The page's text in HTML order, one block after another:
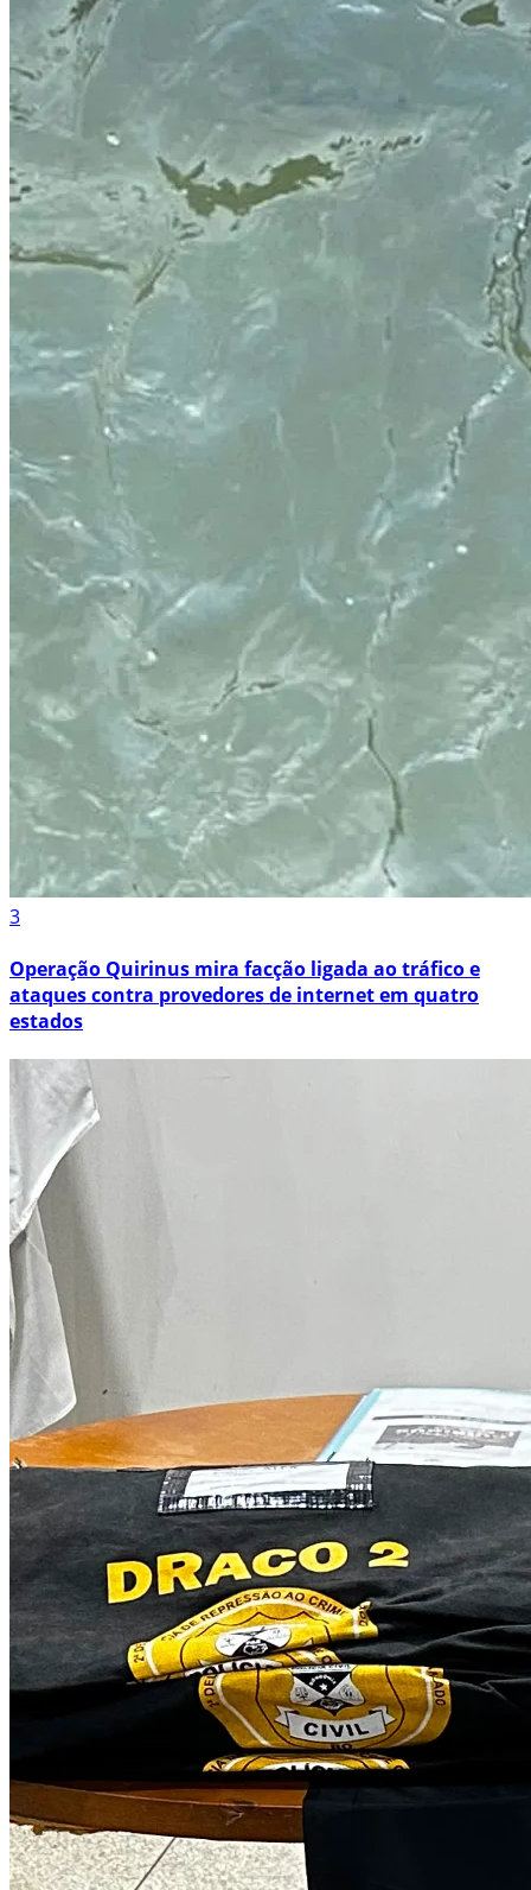
3
Operação Quirinus mira facção ligada ao tráfico e
ataques contra provedores de internet em quatro
estados